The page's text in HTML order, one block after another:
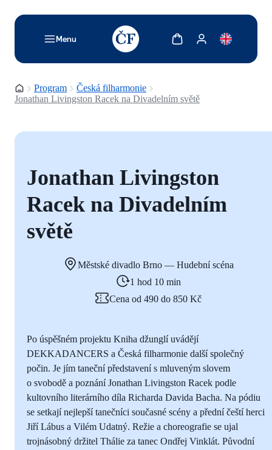
Menu
TODO: Add description for reader
Zobrazit košíkZobrazit můj účet
Domovská stránka
Program
Česká filharmonie
Jonathan Livingston Racek na Divadelním světě
Jonathan Livingston
Racek na Divadelním
světě
Městské divadlo Brno — Hudební scéna
1 hod 10 min
Cena od 490 do 850 Kč
Po úspěšném projektu Kniha džunglí uvádějí
DEKKADANCERS a Česká filharmonie další společný
počin. Je jím taneční představení s mluveným slovem
o svobodě a poznání Jonathan Livingston Racek podle
kultovního literárního díla Richarda Davida Bacha. Na pódiu
se setkají nejlepší tanečníci současné scény a přední čeští herci
Jiří Lábus a Vilém Udatný. Režie a choreografie se ujal
trojnásobný držitel Thálie za tanec Ondřej Vinklát. Původní